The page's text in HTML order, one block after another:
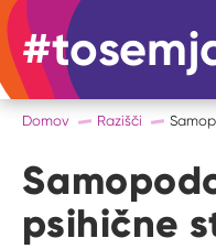
Domov Razišči
psihične